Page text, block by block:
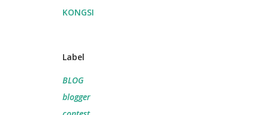
KONGSI
Label
BLOG
blogger